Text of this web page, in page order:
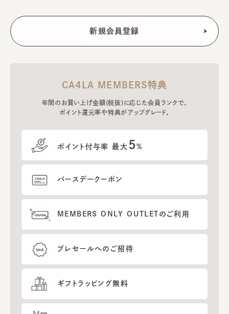
CA4LA MEMBERS特典
年間のお買い上げ金額(税抜)に応じた会員ランクで、
ポイント還元率や特典がアップグレード。
ポイント付与率 最大 5%
バースデークーポン
MEMBERS ONLY OUTLETのご利用
プレセールへのご招待
ギフトラッピング無料